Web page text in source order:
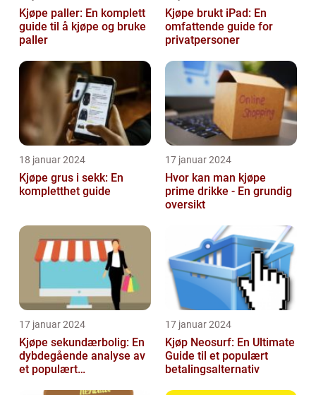
Kjøpe paller: En komplett
guide til å kjøpe og bruke
paller
Kjøpe brukt iPad: En
omfattende guide for
privatpersoner
18 januar 2024
Kjøpe grus i sekk: En
kompletthet guide
17 januar 2024
Hvor kan man kjøpe
prime drikke - En grundig
oversikt
17 januar 2024
Kjøpe sekundærbolig: En
dybdegående analyse av
et populært
17 januar 2024
Kjøp Neosurf: En Ultimate
Guide til et populært
betalingsalternativ